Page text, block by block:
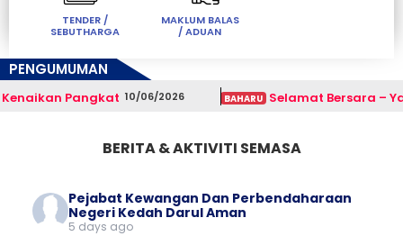
TENDER /
SEBUTHARGA
MAKLUM BALAS
/ ADUAN
PENGUMUMAN
Pangkat 10/06/2026 BAHARU Selamat Bersara –
BERITA & AKTIVITI SEMASA
Pejabat Kewangan Dan Perbendaharaan
Negeri Kedah Darul Aman
5 days ago